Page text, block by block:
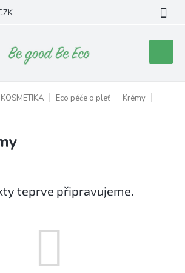
košík
Eco péče o pleť
Krémy
teprve připravujeme.